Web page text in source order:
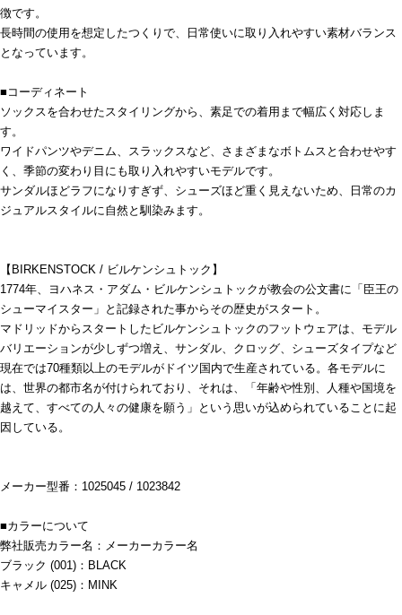
徴です。
長時間の使用を想定したつくりで、日常使いに取り入れやすい素材バランス
となっています。
■コーディネート
ソックスを合わせたスタイリングから、素足での着用まで幅広く対応しま
す。
ワイドパンツやデニム、スラックスなど、さまざまなボトムスと合わせやす
く、季節の変わり目にも取り入れやすいモデルです。
サンダルほどラフになりすぎず、シューズほど重く見えないため、日常のカ
ジュアルスタイルに自然と馴染みます。
【BIRKENSTOCK / ビルケンシュトック】
1774年、ヨハネス・アダム・ビルケンシュトックが教会の公文書に「臣王の
シューマイスター」と記録された事からその歴史がスタート。
マドリッドからスタートしたビルケンシュトックのフットウェアは、モデル
バリエーションが少しずつ増え、サンダル、クロッグ、シューズタイプなど
現在では70種類以上のモデルがドイツ国内で生産されている。各モデルに
は、世界の都市名が付けられており、それは、「年齢や性別、人種や国境を
越えて、すべての人々の健康を願う」という思いが込められていることに起
因している。
メーカー型番：1025045 / 1023842
■カラーについて
弊社販売カラー名：メーカーカラー名
ブラック (001)：BLACK
キャメル (025)：MINK